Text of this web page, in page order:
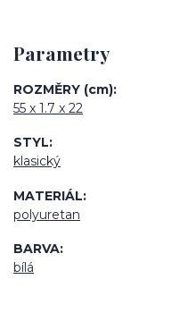
Parametry
ROZMĚRY (cm)
55 x 1.7 x 22
STYL
klasický
MATERIÁL
polyuretan
BARVA
bílá